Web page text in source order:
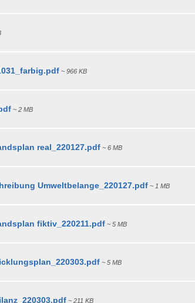
~ 966 KB
~ 2 MB
real_220127.pdf ~ 6 MB
Umweltbelange_220127.pdf ~ 1 MB
fiktiv_220211.pdf ~ 5 MB
~ 5 MB
~ 211 KB